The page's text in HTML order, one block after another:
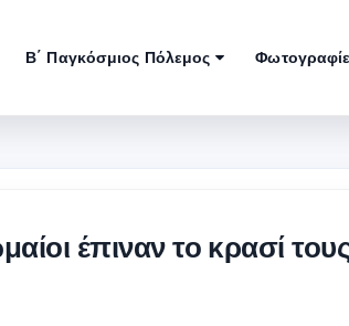
Β΄ Παγκόσμιος Πόλεμος
έπιναν το κρασί